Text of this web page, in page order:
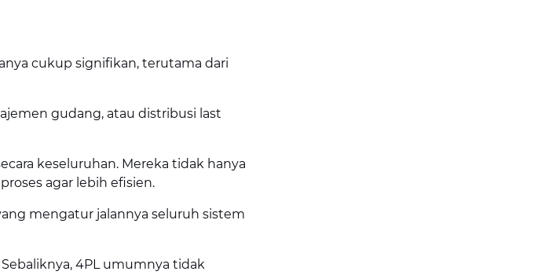
cukup signifikan, terutama dari
gudang, atau distribusi last
keseluruhan. Mereka tidak hanya
agar lebih efisien.
mengatur jalannya seluruh sistem
4PL umumnya tidak